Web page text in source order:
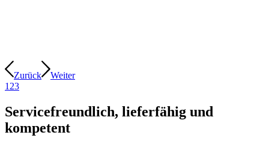
Zurück
Weiter
1 23
Servicefreundlich, lieferfähig und
kompetent